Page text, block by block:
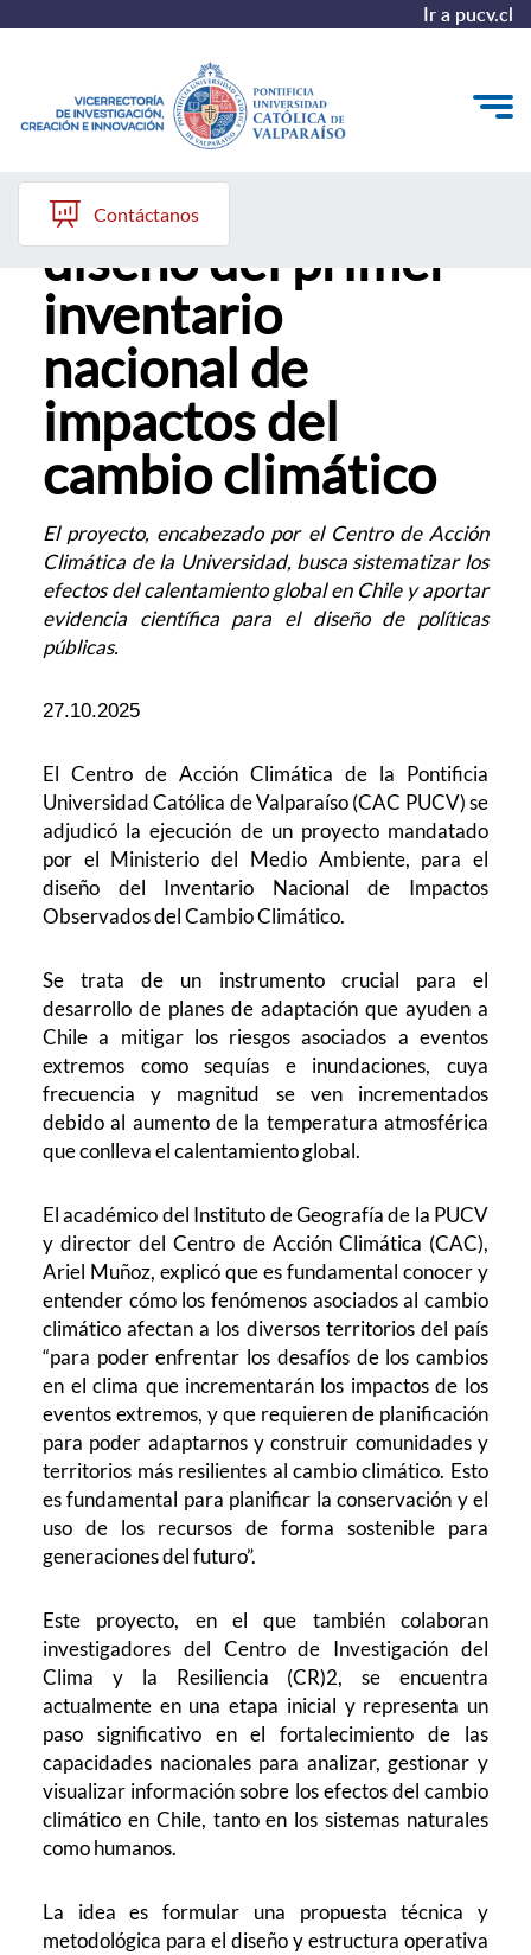
Ir a pucv.cl
VINCI
Investigación
Creación
Innovación
Convocatorias
Contáctanos
PUCV lidera
diseño del primer
inventario
nacional de
impactos del
cambio climático
El proyecto, encabezado por el Centro de Acción
Climática de la Universidad, busca sistematizar los
efectos del calentamiento global en Chile y aportar
evidencia científica para el diseño de políticas
públicas.
27.10.2025
El Centro de Acción Climática de la Pontificia
Universidad Católica de Valparaíso (CAC PUCV) se
adjudicó la ejecución de un proyecto mandatado
por el Ministerio del Medio Ambiente, para el
diseño del Inventario Nacional de Impactos
Observados del Cambio Climático.
Se trata de un instrumento crucial para el
desarrollo de planes de adaptación que ayuden a
Chile a mitigar los riesgos asociados a eventos
extremos como sequías e inundaciones, cuya
frecuencia y magnitud se ven incrementados
debido al aumento de la temperatura atmosférica
que conlleva el calentamiento global.
El académico del Instituto de Geografía de la PUCV
y director del Centro de Acción Climática (CAC),
Ariel Muñoz, explicó que es fundamental conocer y
entender cómo los fenómenos asociados al cambio
climático afectan a los diversos territorios del país
“para poder enfrentar los desafíos de los cambios
en el clima que incrementarán los impactos de los
eventos extremos, y que requieren de planificación
para poder adaptarnos y construir comunidades y
territorios más resilientes al cambio climático. Esto
es fundamental para planificar la conservación y el
uso de los recursos de forma sostenible para
generaciones del futuro”.
Este proyecto, en el que también colaboran
investigadores del Centro de Investigación del
Clima y la Resiliencia (CR)2, se encuentra
actualmente en una etapa inicial y representa un
paso significativo en el fortalecimiento de las
capacidades nacionales para analizar, gestionar y
visualizar información sobre los efectos del cambio
climático en Chile, tanto en los sistemas naturales
como humanos.
La idea es formular una propuesta técnica y
metodológica para el diseño y estructura operativa